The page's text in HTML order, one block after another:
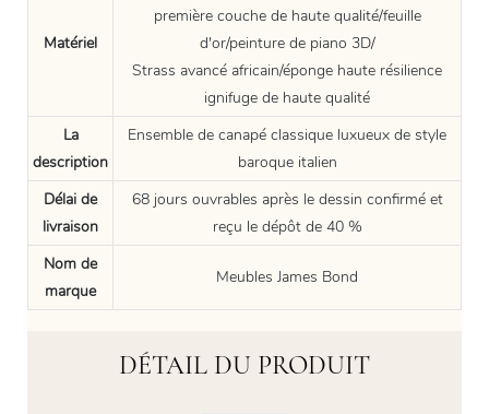
Matériel
première couche de haute qualité/feuille
d'or/peinture de piano 3D/
Strass avancé africain/éponge haute résilience
ignifuge de haute qualité
La
description
Ensemble de canapé classique luxueux de style
baroque italien
Délai de
livraison
68 jours ouvrables après le dessin confirmé et
reçu le dépôt de 40 %
Nom de
marque
Meubles James Bond
DÉTAIL DU PRODUIT